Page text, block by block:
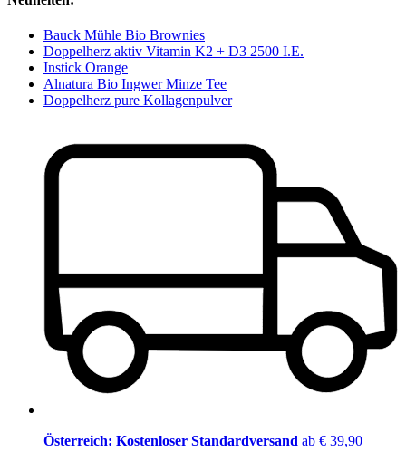
Bauck Mühle Bio Brownies
Doppelherz aktiv Vitamin K2 + D3 2500 I.E.
Instick Orange
Alnatura Bio Ingwer Minze Tee
Doppelherz pure Kollagenpulver
Österreich: Kostenloser Standardversand ab € 39,90